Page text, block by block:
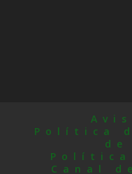
Política
de
Política
Canal